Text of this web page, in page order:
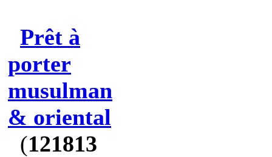
Prêt à
porter
musulman
& oriental
(121813